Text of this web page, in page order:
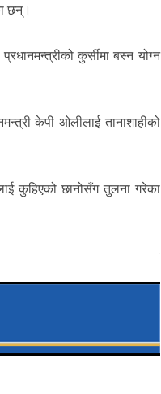
छन्।
कुर्सीमा बस्न योग्न
केपी ओलीलाई तानाशाहीको
कुहिएको छानोसँग तुलना गरेका